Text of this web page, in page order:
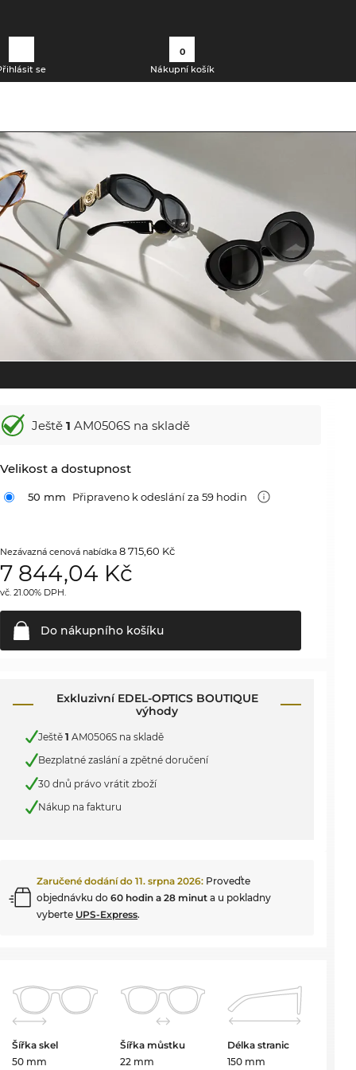
se
0
Nákupní košík
Ještě1 AM0506S na skladě
Velikost a dostupnost
50 mm Připraveno k odeslání za 59 hodin
Nezávazná cenová nabídka8 715,60 Kč
7 844,04 Kč
vč. 21.00% DPH.
Do nákupního košíku
Exkluzivní EDEL-OPTICS BOUTIQUE
výhody
Ještě1 AM0506S na skladě
Bezplatné zaslání a zpětné doručení
30 dnů právo vrátit zboží
Nákup na fakturu
Zaručené dodání do11. srpna 2026: Proveďte
objednávku do60 hodin a 28 minut a u pokladny
vyberte UPS-Express.
Šířka skel
50 mm
Šířka můstku
22 mm
Délka stranic
150 mm